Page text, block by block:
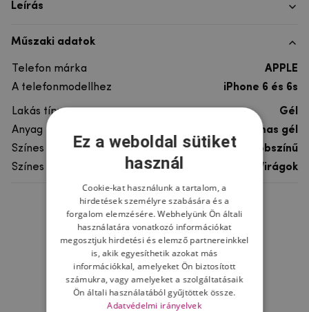
Leírás
Műszaki adatok
Telefon márka
APPLE
A telefonmodellhez
iPhone 6 és 6s
Lakás típusa
Gél
Anyag
rugalmas gél
Színes
többszínű
Színes motívum
Virágok
Ne felejtsd el
Ez a weboldal sütiket
használ
Cookie-kat használunk a tartalom, a
hirdetések személyre szabására és a
forgalom elemzésére. Webhelyünk Ön általi
használatára vonatkozó információkat
megosztjuk hirdetési és elemző partnereinkkel
is, akik egyesíthetik azokat más
információkkal, amelyeket Ön biztosított
számukra, vagy amelyeket a szolgáltatásaik
Ön általi használatából gyűjtöttek össze.
Adatvédelmi irányelvek